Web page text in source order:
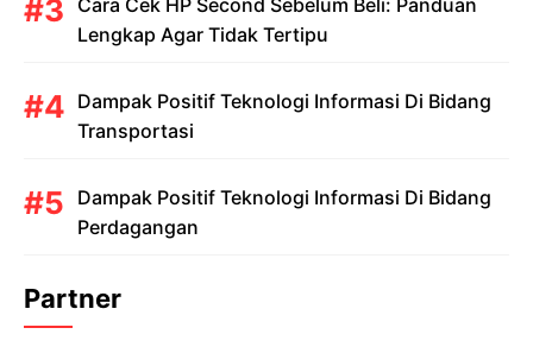
Cara Cek HP Second Sebelum Beli: Panduan
Lengkap Agar Tidak Tertipu
Dampak Positif Teknologi Informasi Di Bidang
Transportasi
Dampak Positif Teknologi Informasi Di Bidang
Perdagangan
Partner